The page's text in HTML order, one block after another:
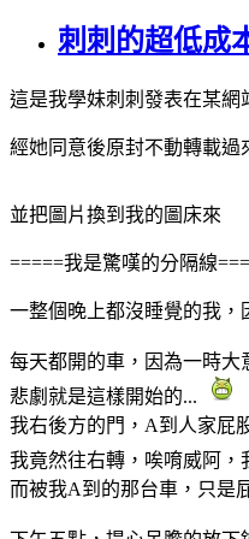
刺刺的超低成
這是我學妹刺刺發表在某網
經她同意後原封不動轉載過
並把圖片換到我的圖床來
=====我是驚嘆的分隔線
一整個晚上都沒睡覺的我，
每天都開的車，因為一時大
悲劇就是這樣開始的...
我右後方的門，A到人家屁
我竟然往右轉，唉唷威阿，
而被我A到的那台車，只是